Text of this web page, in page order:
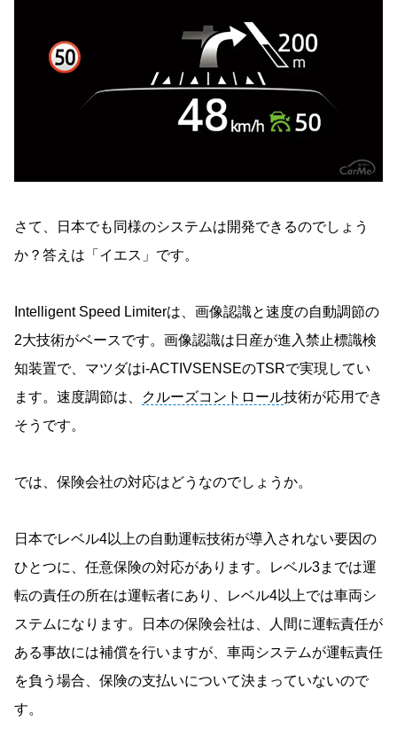
さて、日本でも同様のシステムは開発できるのでしょう
か？答えは「イエス」です。
Intelligent Speed Limiterは、画像認識と速度の自動調節の
2大技術がベースです。画像認識は日産が進入禁止標識検
知装置で、マツダはi-ACTIVSENSEのTSRで実現してい
ます。速度調節は、
クルーズコントロール技術が応用でき
そうです。
では、保険会社の対応はどうなのでしょうか。
日本でレベル4以上の自動運転技術が導入されない要因の
ひとつに、任意保険の対応があります。レベル3までは運
転の責任の所在は運転者にあり、レベル4以上では車両シ
ステムになります。日本の保険会社は、人間に運転責任が
ある事故には補償を行いますが、車両システムが運転責任
を負う場合、保険の支払いについて決まっていないので
す。